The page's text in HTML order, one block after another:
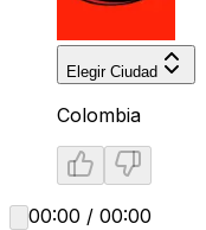
Elegir Ciudad
Colombia
00:00 / 00:00